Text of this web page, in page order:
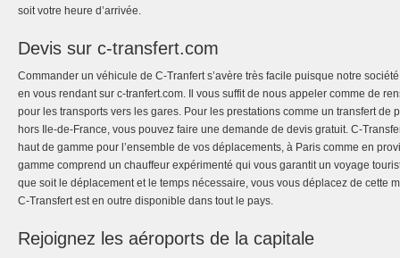
soit votre heure d’arrivée.
Devis sur c-transfert.com
Commander un véhicule de C-Tranfert s’avère très facile puisque notre
en vous rendant sur c-tranfert.com. Il vous suffit de nous appeler comme de
pour les transports vers les gares. Pour les prestations comme un transfert de
hors Ile-de-France, vous pouvez faire une demande de devis gratuit. C-
haut de gamme pour l’ensemble de vos déplacements, à Paris comme en
gamme comprend un chauffeur expérimenté qui vous garantit un voyage
que soit le déplacement et le temps nécessaire, vous vous déplacez de cette
C-Transfert est en outre disponible dans tout le pays.
Rejoignez les aéroports de la capitale